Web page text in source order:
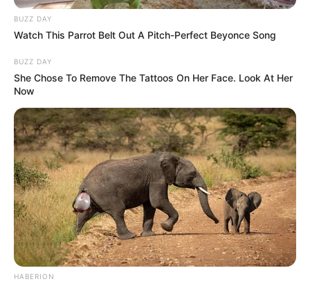
BUZZ DAY
Watch This Parrot Belt Out A Pitch-Perfect Beyonce Song
BUZZ DAY
She Chose To Remove The Tattoos On Her Face. Look At Her
Now
HABERION